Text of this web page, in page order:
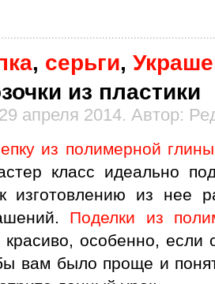
, серьги,
из пластики
апреля 2014. Автор:
из полимерной глины
класс идеально
изготовлению из нее
Поделки из
особенно, если
вам было проще и